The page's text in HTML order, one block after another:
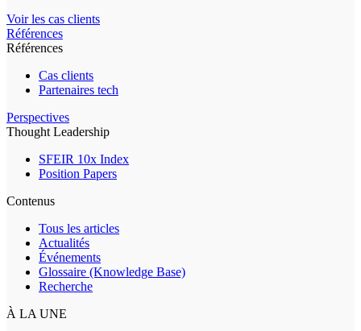
Voir les cas clients
Références
Références
Cas clients
Partenaires tech
Perspectives
Thought Leadership
SFEIR 10x Index
Position Papers
Contenus
Tous les articles
Actualités
Événements
Glossaire (Knowledge Base)
Recherche
À LA UNE